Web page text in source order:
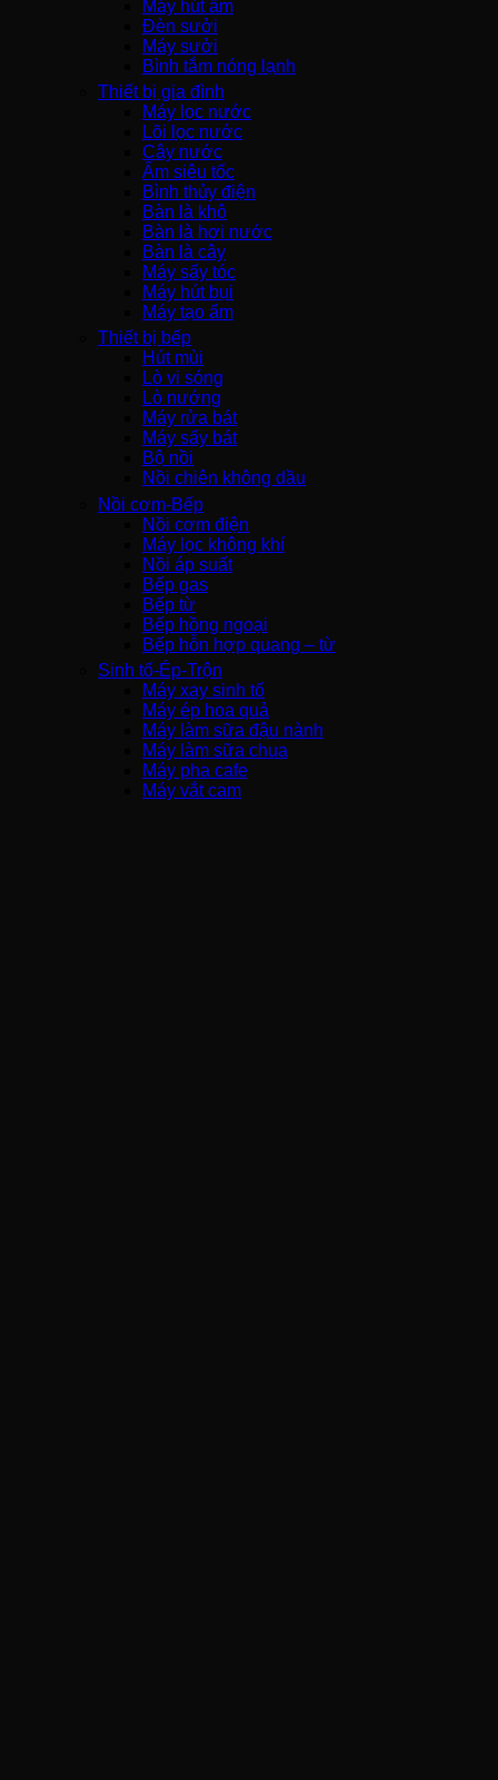
Máy hút ẩm
Đèn sưởi
Máy sưởi
Bình tắm nóng lạnh
Thiết bị gia đình
Máy lọc nước
Lõi lọc nước
Cây nước
Ấm siêu tốc
Bình thủy điện
Bàn là khô
Bàn là hơi nước
Bàn là cây
Máy sấy tóc
Máy hút bụi
Máy tạo ẩm
Thiết bị bếp
Hút mùi
Lò vi sóng
Lò nướng
Máy rửa bát
Máy sấy bát
Bộ nồi
Nồi chiên không dầu
Nồi cơm-Bếp
Nồi cơm điện
Máy lọc không khí
Nồi áp suất
Bếp gas
Bếp từ
Bếp hồng ngoại
Bếp hỗn hợp quang – từ
Sinh tố-Ép-Trộn
Máy xay sinh tố
Máy ép hoa quả
Máy làm sữa đậu nành
Máy làm sữa chua
Máy pha cafe
Máy vắt cam